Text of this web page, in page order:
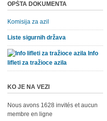
OPŠTA DOKUMENTA
Komisija za azil
Liste sigurnih država
Info
lifleti za tražioce azila
KO JE NA VEZI
Nous avons 1628 invités et aucun
membre en ligne